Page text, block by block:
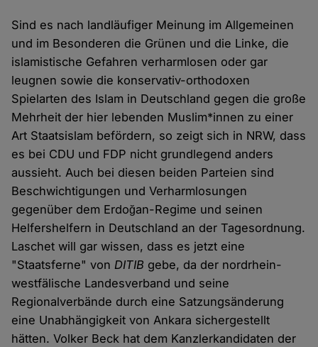
Sind es nach landläufiger Meinung im Allgemeinen
und im Besonderen die Grünen und die Linke, die
islamistische Gefahren verharmlosen oder gar
leugnen sowie die konservativ-orthodoxen
Spielarten des Islam in Deutschland gegen die große
Mehrheit der hier lebenden Muslim*innen zu einer
Art Staatsislam befördern, so zeigt sich in NRW, dass
es bei CDU und FDP nicht grundlegend anders
aussieht. Auch bei diesen beiden Parteien sind
Beschwichtigungen und Verharmlosungen
gegenüber dem Erdoğan-Regime und seinen
Helfershelfern in Deutschland an der Tagesordnung.
Laschet will gar wissen, dass es jetzt eine
"Staatsferne" vonDITIB gebe, da der nordrhein-
westfälische Landesverband und seine
Regionalverbände durch eine Satzungsänderung
eine Unabhängigkeit von Ankara sichergestellt
hätten. Volker Beck hat dem Kanzlerkandidaten der